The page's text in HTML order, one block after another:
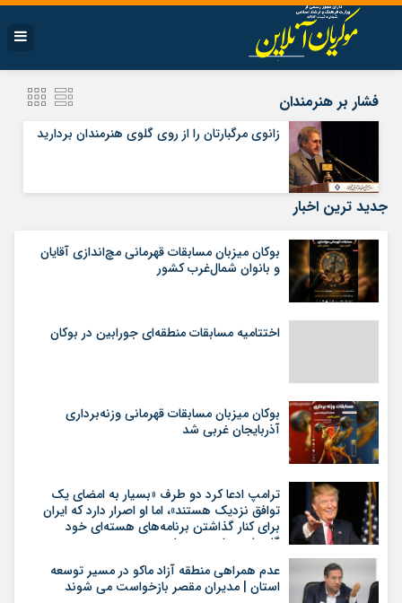
فشار بر هنرمندان
زانوى مرگبارتان را از روى گلوى هنرمندان بردارید
جدید ترین اخبار
بوکان میزبان مسابقات قهرمانی مچ‌اندازی آقایان
و بانوان شمال‌غرب کشور
اختتامیه مسابقات منطقه‌ای جورابین در بوکان
بوکان میزبان مسابقات قهرمانی وزنه‌برداری
آذربایجان غربی شد
ترامپ ادعا کرد دو طرف «بسیار به امضای یک
توافق نزدیک هستند»، اما او اصرار دارد که ایران
برای کنار گذاشتن برنامه‌های هسته‌ای خود
گام‌های بیشتری بردارد
عدم همراهی منطقه آزاد ماکو در مسیر توسعه
استان | مدیران مقصر بازخواست می شوند